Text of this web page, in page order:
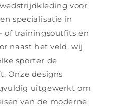
voor
specialisatie in
of trainingsoutfits en
naast het veld, wij
sporter de
Onze designs
uitgewerkt om
van de moderne